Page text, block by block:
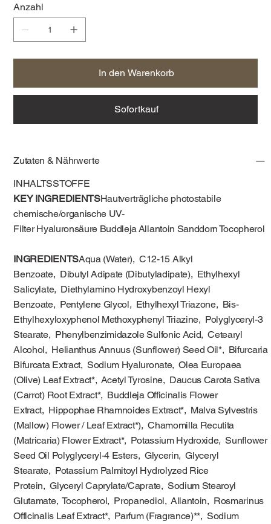
Anzahl
In den Warenkorb
Sofortkauf
Zutaten & Nährwerte
INHALTSSTOFFE
KEY INGREDIENTSHautverträgliche photostabile
chemische/organische UV-
Filter Hyaluronsäure Buddleja Allantoin Sanddorn Tocopherol
INGREDIENTSAqua (Water), C12-15 Alkyl
Benzoate, Dibutyl Adipate (Dibutyladipate), Ethylhexyl
Salicylate, Diethylamino Hydroxybenzoyl Hexyl
Benzoate, Pentylene Glycol, Ethylhexyl Triazone, Bis-
Ethylhexyloxyphenol Methoxyphenyl Triazine, Polyglyceryl-3
Stearate, Phenylbenzimidazole Sulfonic Acid, Cetearyl
Alcohol, Helianthus Annuus (Sunflower) Seed Oil*, Bifurcaria
Bifurcata Extract, Sodium Hyaluronate, Olea Europaea
(Olive) Leaf Extract*, Acetyl Tyrosine, Daucus Carota Sativa
(Carrot) Root Extract*, Buddleja Officinalis Flower
Extract, Hippophae Rhamnoides Extract*, Malva Sylvestris
(Mallow) Flower / Leaf Extract*), Chamomilla Recutita
(Matricaria) Flower Extract*, Potassium Hydroxide, Sunflower
Seed Oil Polyglyceryl-4 Esters, Glycerin, Glyceryl
Stearate, Potassium Palmitoyl Hydrolyzed Rice
Protein, Glyceryl Caprylate/Caprate, Sodium Stearoyl
Glutamate, Tocopherol, Propanediol, Allantoin, Rosmarinus
Officinalis Leaf Extract*, Parfum (Fragrance)**, Sodium